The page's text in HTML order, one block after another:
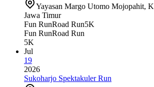
Yayasan Margo Utomo Mojopahit,
Jawa Timur
Fun RunRoad Run5K
Fun RunRoad Run
5K
Jul
19
2026
Sukoharjo Spektakuler Run